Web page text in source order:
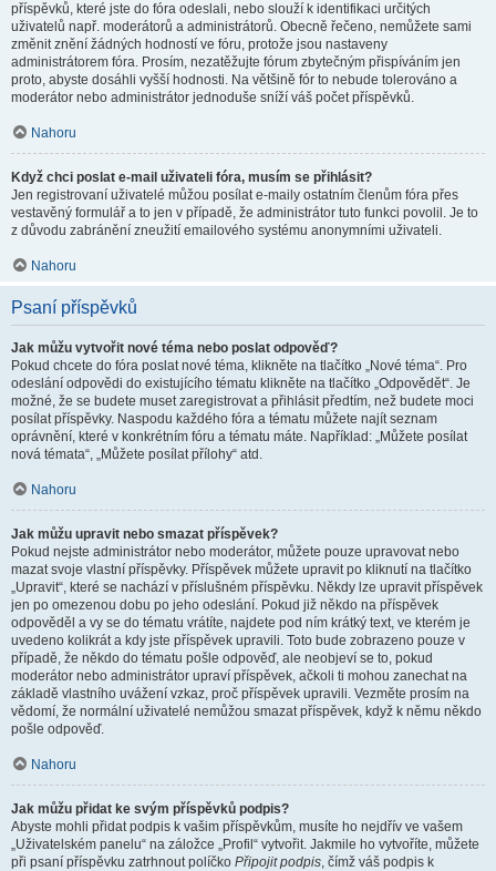
příspěvků, které jste do fóra odeslali, nebo slouží k identifikaci určitých
uživatelů např. moderátorů a administrátorů. Obecně řečeno, nemůžete sami
změnit znění žádných hodností ve fóru, protože jsou nastaveny
administrátorem fóra. Prosím, nezatěžujte fórum zbytečným přispíváním jen
proto, abyste dosáhli vyšší hodnosti. Na většině fór to nebude tolerováno a
moderátor nebo administrátor jednoduše sníží váš počet příspěvků.
Nahoru
Když chci poslat e-mail uživateli fóra, musím se přihlásit?
Jen registrovaní uživatelé můžou posílat e-maily ostatním členům fóra přes
vestavěný formulář a to jen v případě, že administrátor tuto funkci povolil. Je to
z důvodu zabránění zneužití emailového systému anonymními uživateli.
Nahoru
Psaní příspěvků
Jak můžu vytvořit nové téma nebo poslat odpověď?
Pokud chcete do fóra poslat nové téma, klikněte na tlačítko „Nové téma“. Pro
odeslání odpovědi do existujícího tématu klikněte na tlačítko „Odpovědět“. Je
možné, že se budete muset zaregistrovat a přihlásit předtím, než budete moci
posílat příspěvky. Naspodu každého fóra a tématu můžete najít seznam
oprávnění, které v konkrétním fóru a tématu máte. Například: „Můžete posílat
nová témata“, „Můžete posílat přílohy“ atd.
Nahoru
Jak můžu upravit nebo smazat příspěvek?
Pokud nejste administrátor nebo moderátor, můžete pouze upravovat nebo
mazat svoje vlastní příspěvky. Příspěvek můžete upravit po kliknutí na tlačítko
„Upravit“, které se nachází v příslušném příspěvku. Někdy lze upravit příspěvek
jen po omezenou dobu po jeho odeslání. Pokud již někdo na příspěvek
odpověděl a vy se do tématu vrátíte, najdete pod ním krátký text, ve kterém je
uvedeno kolikrát a kdy jste příspěvek upravili. Toto bude zobrazeno pouze v
případě, že někdo do tématu pošle odpověď, ale neobjeví se to, pokud
moderátor nebo administrátor upraví příspěvek, ačkoli ti mohou zanechat na
základě vlastního uvážení vzkaz, proč příspěvek upravili. Vezměte prosím na
vědomí, že normální uživatelé nemůžou smazat příspěvek, když k němu někdo
pošle odpověď.
Nahoru
Jak můžu přidat ke svým příspěvků podpis?
Abyste mohli přidat podpis k vašim příspěvkům, musíte ho nejdřív ve vašem
„Uživatelském panelu“ na záložce „Profil“ vytvořit. Jakmile ho vytvoříte, můžete
při psaní příspěvku zatrhnout políčko Připojit podpis, čímž váš podpis k